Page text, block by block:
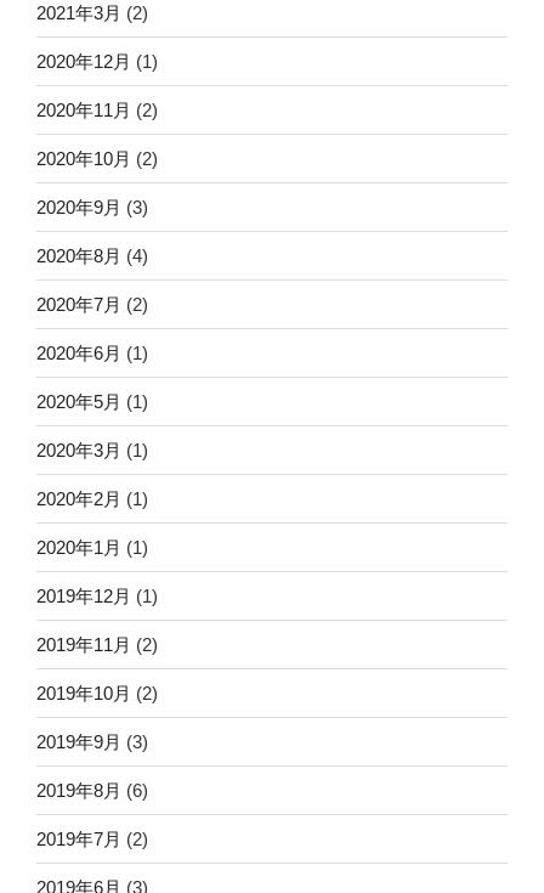
2021年3月 (2)
2020年12月 (1)
2020年11月 (2)
2020年10月 (2)
2020年9月 (3)
2020年8月 (4)
2020年7月 (2)
2020年6月 (1)
2020年5月 (1)
2020年3月 (1)
2020年2月 (1)
2020年1月 (1)
2019年12月 (1)
2019年11月 (2)
2019年10月 (2)
2019年9月 (3)
2019年8月 (6)
2019年7月 (2)
2019年6月 (3)